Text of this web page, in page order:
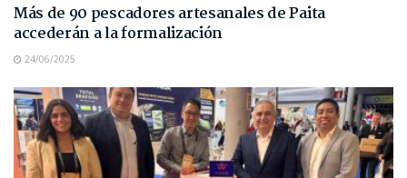
Más de 90 pescadores artesanales de Paita
accederán a la formalización
24/06/2025